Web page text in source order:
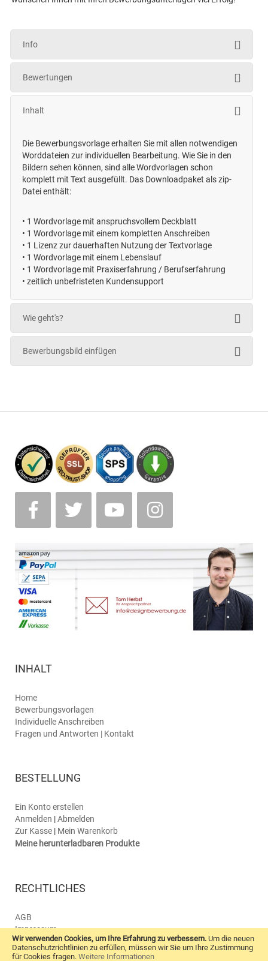
Wir verwenden Cookies, um Ihre Erfahrung zu verbessern. Um die neuen
Datenschutzrichtlinien zu erfüllen, müssen wir Sie um Ihre Zustimmung
für Cookies fragen. Weitere Informationen
Info
Bewertungen
Inhalt
Die Bewerbungsvorlage erhalten Sie mit allen notwendigen
Worddateien zur individuellen Bearbeitung. Wie Sie in den
Bildern sehen können, sind alle Wordvorlagen schon
komplett mit Text ausgefüllt. Das Downloadpaket als zip-
Datei enthält:
• 1 Wordvorlage mit anspruchsvollem Deckblatt
• 1 Wordvorlage mit einem kompletten Anschreiben
• 1 Lizenz zur dauerhaften Nutzung der Textvorlage
• 1 Wordvorlage mit einem Lebenslauf
• 1 Wordvorlage mit Praxiserfahrung / Berufserfahrung
• zeitlich unbefristeten Kundensupport
Wie geht's?
Bewerbungsbild einfügen
INHALT
Home
Bewerbungsvorlagen
Individuelle Anschreiben
Fragen und Antworten | Kontakt
BESTELLUNG
Ein Konto erstellen
Anmelden |Abmelden
Zur Kasse | Mein Warenkorb
Meine herunterladbaren Produkte
RECHTLICHES
AGB
Impressum
Datenschutz
Kontaktformular